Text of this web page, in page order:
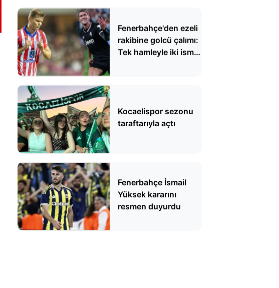
Fenerbahçe'den ezeli
rakibine golcü çalımı:
Tek hamleyle iki ismi
Kocaelispor sezonu
taraftarıyla açtı
Fenerbahçe İsmail
Yüksek kararını
resmen duyurdu